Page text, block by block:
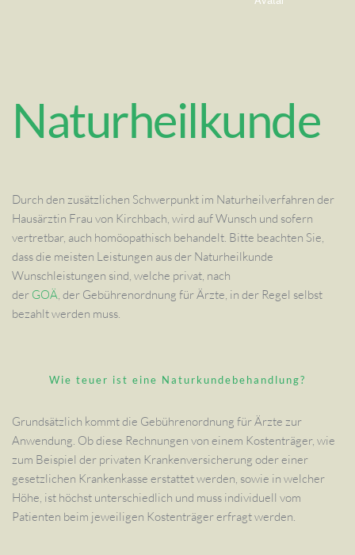
Naturheilkunde
Durch den zusätzlichen Schwerpunkt im Naturheilverfahren der
Hausärztin Frau von Kirchbach, wird auf Wunsch und sofern
vertretbar, auch homöopathisch behandelt. Bitte beachten Sie,
dass die meisten Leistungen aus der Naturheilkunde
Wunschleistungen sind, welche privat, nach
der GOÄ, der Gebührenordnung für Ärzte, in der Regel selbst
bezahlt werden muss.
Wie teuer ist eine Naturkundebehandlung?
Grundsätzlich kommt die Gebührenordnung für Ärzte zur
Anwendung. Ob diese Rechnungen von einem Kostenträger, wie
zum Beispiel der privaten Krankenversicherung oder einer
gesetzlichen Krankenkasse erstattet werden, sowie in welcher
Höhe, ist höchst unterschiedlich und muss individuell vom
Patienten beim jeweiligen Kostenträger erfragt werden.